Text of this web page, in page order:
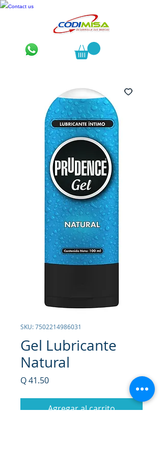
Contact us
SKU: 7502214986031
Gel Lubricante
Natural
Q 41.50Precio
Agregar al carrito